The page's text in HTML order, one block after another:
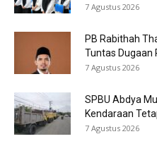
7 Agustus 2026
PB Rabithah
Tuntas Dugaan
7 Agustus 2026
SPBU Abdya
Kendaraan
7 Agustus 2026